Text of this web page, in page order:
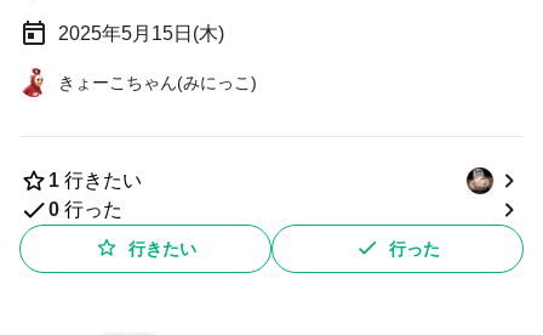
2025年5月15日(木)
きょーこちゃん(みにっこ)
1 行きたい
0 行った
行きたい 行った